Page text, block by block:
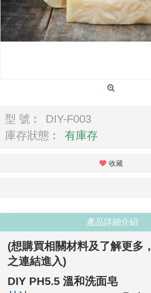
型 號︰
DIY-F003
庫存狀態︰
有庫存
收藏
產品詳細介紹
(想購買相關材料及了解更多，
之連結進入)
DIY PH5.5 溫和洗面皂